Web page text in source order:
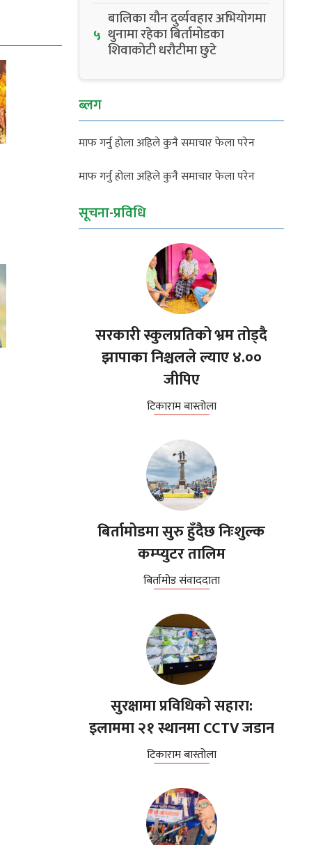
५
बालिका यौन दुर्व्यवहार अभियोगमा
थुनामा रहेका बिर्तामोडका
शिवाकोटी धरौटीमा छुटे
ब्लग
माफ गर्नु होला अहिले कुनै समाचार फेला परेन
माफ गर्नु होला अहिले कुनै समाचार फेला परेन
सूचना-प्रविधि
सरकारी स्कुलप्रतिको भ्रम तोड्दै
झापाका निश्चलले ल्याए ४.००
जीपिए
टिकाराम बास्तोला
बिर्तामोडमा सुरु हुँदैछ निःशुल्क
कम्प्युटर तालिम
बिर्तामोड संवाददाता
सुरक्षामा प्रविधिको सहारा:
इलाममा २१ स्थानमा CCTV जडान
टिकाराम बास्तोला